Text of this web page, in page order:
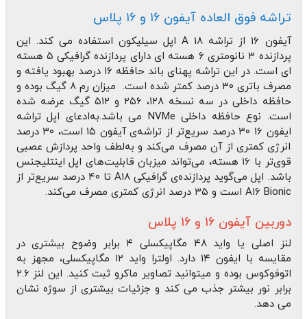
تراشه فوق العاده آیفون ۱۶ و ۱۶ پلاس
آیفون ۱۶ از تراشه A 18 اپل سیلیکون استفاده می کند. این
پردازنده ۳ نانومتری ۶ هسته ای دارای پردازنده گرافیکی ۵ هسته
ای است. در این تراشه پهنای باند حافظه ۱۶ درصد بهبود یافته و
مصرف باتری ۳۰ درصد کمتر شده است. میزان رم ۸ گیگ بوده و
حافظه داخلی در سه نسخه ۱۲۸، ۲۵۶ و ۵۱۲ گیگ عرضه شده
است. نوع حافظه داخلی NVMe می باشد.به‌ادعای اپل تراشه
ایفون 16 ۳۰ درصد سریع‌تر از تراشه‌ی آیفون ۱۵ است، ۳۰ درصد
انرژی کمتری از آن مصرف می‌کند و به‌لطف واحد پردازش عصبی
قوی‌تر با ۱۶ هسته، می‌تواند میزبان قابلیت‌های اپل اینتلیجنس
باشد. اپل می‌گوید پردازنده‌ی گرافیکی A۱۸ تا ۴۰ درصد سریع‌تر از
A۱۶ Bionic است و ۳۵ درصد انرژی کمتری مصرف می‌کند.
دوربین آیفون ۱۶ و ۱۶ پلاس
لنز اصلی یا واید ۴۸ مگاپیکسلی ۴ برابر وضوح بیشتری در
مقایسه با ایفون ۱۴ دارد. اولترا واید ۱۲ مگاپیکسلی، مجهز به
اتوفوکوس بوده و میتوانید تصاویر ماکرو ثبت کنید. این لنز ۲.۶
برابر نور بیشتر جذب می کند و جزئیات بیشتری از سوژه نشان
می دهد.